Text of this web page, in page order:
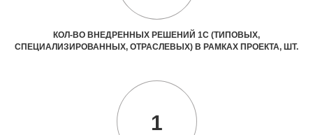
КОЛ-ВО ВНЕДРЕННЫХ РЕШЕНИЙ 1С (ТИПОВЫХ,
СПЕЦИАЛИЗИРОВАННЫХ, ОТРАСЛЕВЫХ) В РАМКАХ ПРОЕКТА, ШТ.
1